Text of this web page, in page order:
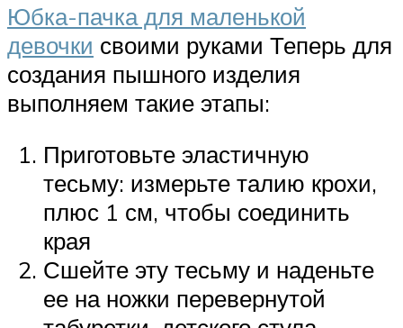
Юбка-пачка для маленькой
девочки своими руками Теперь для
создания пышного изделия
выполняем такие этапы:
Приготовьте эластичную
тесьму: измерьте талию крохи,
плюс 1 см, чтобы соединить
края
Сшейте эту тесьму и наденьте
ее на ножки перевернутой